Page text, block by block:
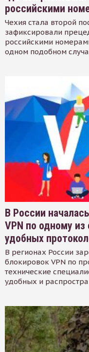
российскими
Чехия стала второй
зафиксировали
российскими
одном подобном
В России
VPN по одному
удобных
В регионах России
блокировок VPN по
технические
удобных и